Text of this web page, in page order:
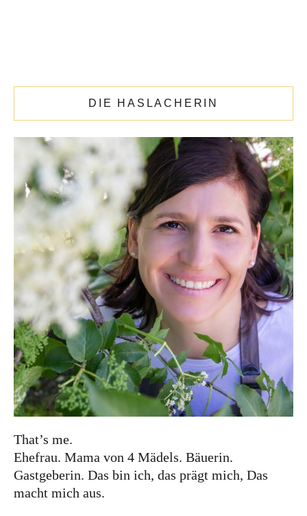
That’s me.
Ehefrau. Mama von 4 Mädels. Bäuerin.
Gastgeberin.
Das bin ich, das prägt mich, Das macht mich aus.
Köchin – bin ich mit Leidenschaft, aber das ist
nur ein Teil von mir. Bloggerin? Das ist
wiederum ein Begriff, mit dem ich mich auch
nicht wirklich identifizieren kann…Ich rede aber
gerne. Und viel. Nur hört mir daheim meistens
niemand zu. Deshalb schreibe ich jetzt einfach.
DIE KATEGORIEN
beim Bauern zu Gast Beste Team
Die
Haslacherin
Fortbildung
Fortbildung am
Erzeugnisse
Partnerbetriebe
Produzenten
QuerFeldein
Rezepte
Rund ums Jahr
Schlaumeierei
schlaumeierei aktuell
DIE HASLACHERIN
That’s me.
Ehefrau. Mama von 4 Mädels. Bäuerin.
Gastgeberin. Das bin ich, das prägt mich, Das
macht mich aus.